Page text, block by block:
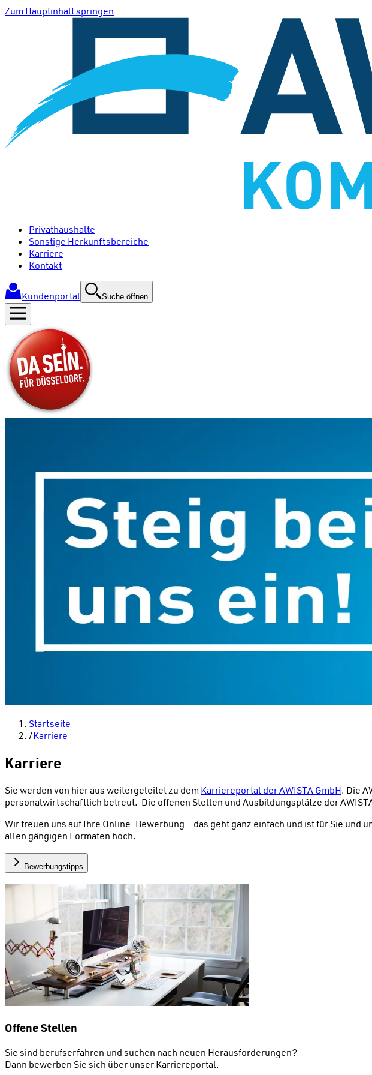
Zum Hauptinhalt springen
Privathaushalte
Sonstige Herkunftsbereiche
Karriere
Kontakt
Kundenportal Suche öffnen
Startseite
/Karriere
Karriere
Sie werden von hier aus weitergeleitet zu dem Karriereportal der AWISTA GmbH. Die
personalwirtschaftlich betreut. Die offenen Stellen und Ausbildungsplätze der
Wir freuen uns auf Ihre Online-Bewerbung – das geht ganz einfach und ist für Sie
allen gängigen Formaten hoch.
Bewerbungstipps
Offene Stellen
Sie sind berufserfahren und suchen nach neuen Herausforderungen?
Dann bewerben Sie sich über unser Karriereportal.